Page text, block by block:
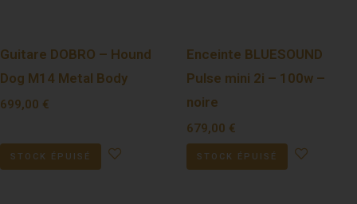
Guitare DOBRO – Hound
Dog M14 Metal Body
699,00 €
STOCK ÉPUISÉ
Enceinte BLUESOUND
Pulse mini 2i – 100w –
noire
679,00 €
STOCK ÉPUISÉ